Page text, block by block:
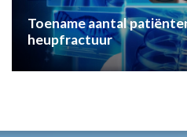
Toename aantal
heupfractuur